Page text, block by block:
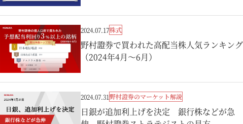
2024.07.17株式
野村證券で買われた高配当株人気ランキング
（2024年4月～6月）
2024.07.31野村證券のマーケット解説
日銀が追加利上げを決定 銀行株などが急